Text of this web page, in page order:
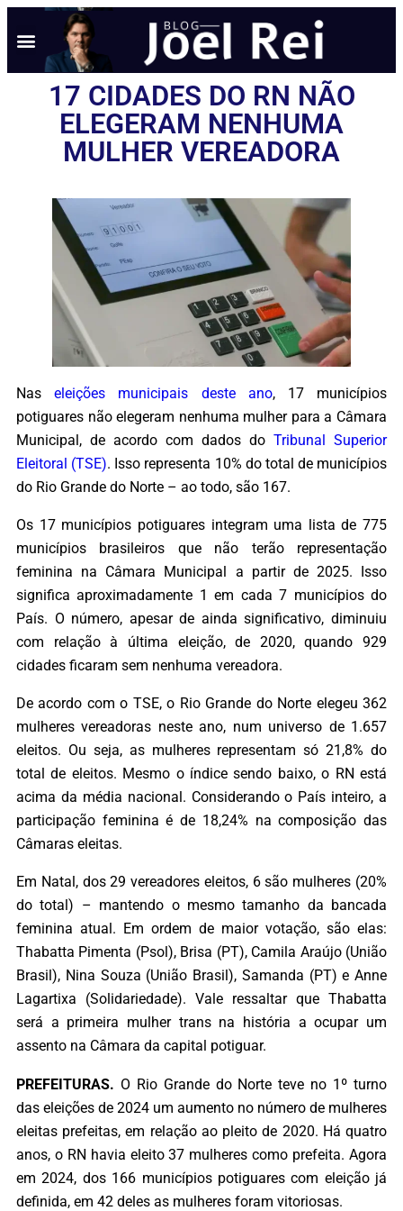
17 CIDADES DO RN NÃO
ELEGERAM NENHUMA
MULHER VEREADORA
Nas eleições municipais deste ano, 17 municípios
potiguares não elegeram nenhuma mulher para a Câmara
Municipal, de acordo com dados do Tribunal Superior
Eleitoral (TSE). Isso representa 10% do total de municípios
do Rio Grande do Norte – ao todo, são 167.
Os 17 municípios potiguares integram uma lista de 775
municípios brasileiros que não terão representação
feminina na Câmara Municipal a partir de 2025. Isso
significa aproximadamente 1 em cada 7 municípios do
País. O número, apesar de ainda significativo, diminuiu
com relação à última eleição, de 2020, quando 929
cidades ficaram sem nenhuma vereadora.
De acordo com o TSE, o Rio Grande do Norte elegeu 362
mulheres vereadoras neste ano, num universo de 1.657
eleitos. Ou seja, as mulheres representam só 21,8% do
total de eleitos. Mesmo o índice sendo baixo, o RN está
acima da média nacional. Considerando o País inteiro, a
participação feminina é de 18,24% na composição das
Câmaras eleitas.
Em Natal, dos 29 vereadores eleitos, 6 são mulheres (20%
do total) – mantendo o mesmo tamanho da bancada
feminina atual. Em ordem de maior votação, são elas:
Thabatta Pimenta (Psol), Brisa (PT), Camila Araújo (União
Brasil), Nina Souza (União Brasil), Samanda (PT) e Anne
Lagartixa (Solidariedade). Vale ressaltar que Thabatta
será a primeira mulher trans na história a ocupar um
assento na Câmara da capital potiguar.
PREFEITURAS. O Rio Grande do Norte teve no 1º turno
das eleições de 2024 um aumento no número de mulheres
eleitas prefeitas, em relação ao pleito de 2020. Há quatro
anos, o RN havia eleito 37 mulheres como prefeita. Agora
em 2024, dos 166 municípios potiguares com eleição já
definida, em 42 deles as mulheres foram vitoriosas.